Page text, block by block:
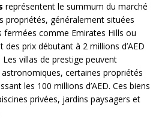
représentent le summum du marché
propriétés, généralement situées
comme Emirates Hills ou
des prix débutant à 2 millions d’AED
villas de prestige peuvent
certaines propriétés
les 100 millions d’AED. Ces biens
privées, jardins paysagers et